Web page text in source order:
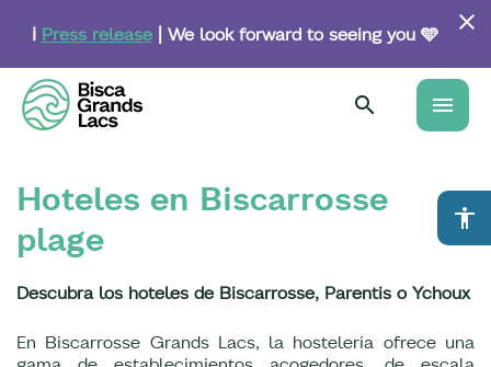
content
ℹ️ Press release| We look forward to seeing you 🩵
menu
accessibility
Hoteles en Biscarrosse
plage
Descubra los hoteles de Biscarrosse, Parentis o Ychoux
En Biscarrosse Grands Lacs, la hostelería ofrece una